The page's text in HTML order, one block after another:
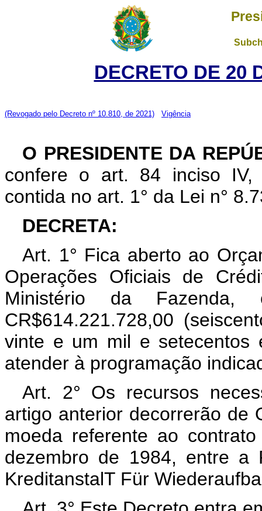
DECRETO DE 20
(Revogado pelo Decreto nº 10.810, de 2021) Vigência
O PRESIDENTE DA
confere o art. 84 inciso IV,
contida no art. 1° da Lei n°
DECRETA:
Art. 1° Fica aberto ao
Operações Oficiais de
Ministério da
CR$614.221.728,00
vinte e um mil e setecentos
atender à programação
Art. 2° Os recursos
artigo anterior decorrerão de
moeda referente ao
dezembro de 1984, entre a
KreditanstalT Für